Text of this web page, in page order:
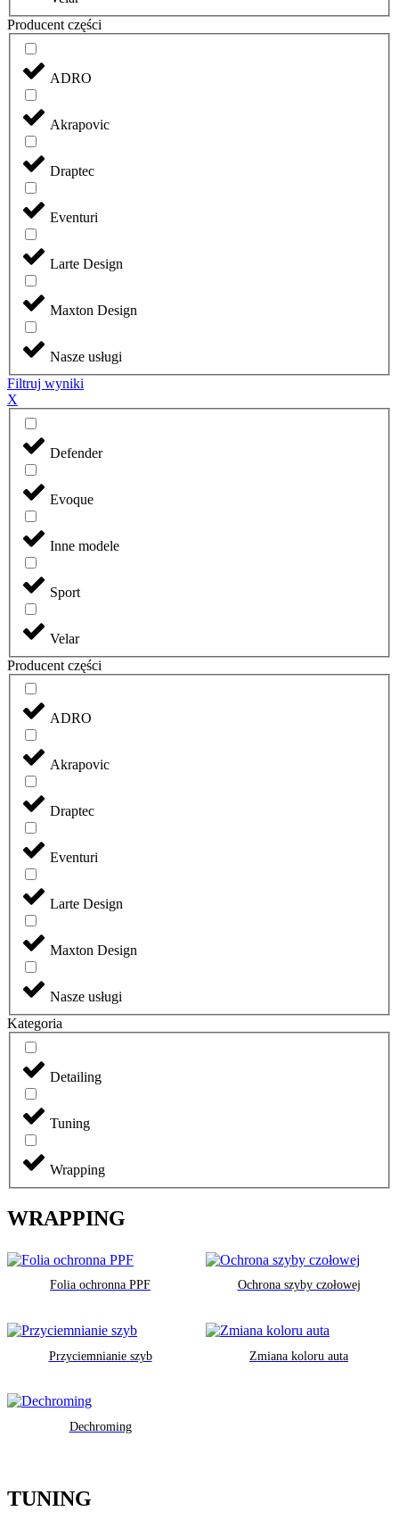
Producent części
ADRO
Akrapovic
Draptec
Eventuri
Larte Design
Maxton Design
Nasze usługi
Filtruj wyniki
X
Defender
Evoque
Inne modele
Sport
Velar
Producent części
ADRO
Akrapovic
Draptec
Eventuri
Larte Design
Maxton Design
Nasze usługi
Kategoria
Detailing
Tuning
Wrapping
WRAPPING
Folia ochronna PPF Ochrona szyby czołowej
Przyciemnianie szyb Zmiana koloru auta
Dechroming
TUNING